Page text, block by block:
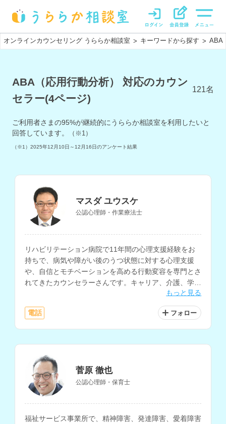
オンラインカウンセリング うららか相談室 > キーワードから探す > ABA
ABA（応用行動分析） 対応のカウン
セラー(4ページ)
121名
ご利用者さまの95%が継続的にうららか相談室を利用したいと
回答しています。
（※1）
（※1） 2025年12月10日～12月16日のアンケート結果
マスダ ユウスケ
公認心理師・作業療法士
リハビリテーション病院で11年間の心理支援経験をお
持ちで、病気や障がい後のうつ状態に対する心理支援
や、自信とモチベーションを高める行動変容を専門とさ
れてきたカウンセラーさんです。キャリア、介護、学校
生活、仕事関係の相談にも対応されています。もっと見る
電話 フォロー
菅原 徹也
公認心理師・保育士
福祉サービス事業所で、精神障害、発達障害、愛着障害